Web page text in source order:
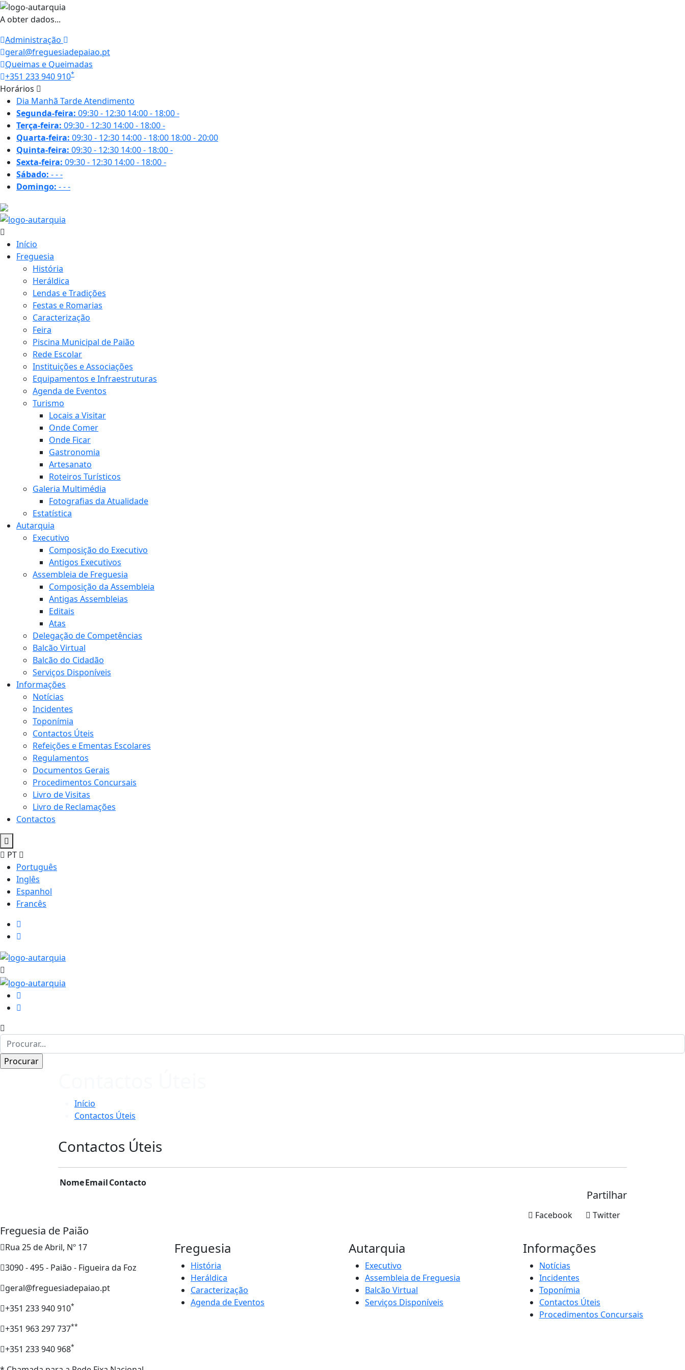
A obter dados...
Administração
geral@freguesiadepaiao.pt
Queimas e Queimadas
+351 233 940 910*
Horários
Dia Manhã TardeAtendimento
Segunda-feira: 09:30 - 12:30 14:00 - 18:00-
Terça-feira: 09:30 - 12:30 14:00 - 18:00-
Quarta-feira: 09:30 - 12:30 14:00 - 18:00 18:00 - 20:00
Quinta-feira: 09:30 - 12:30 14:00 - 18:00-
Sexta-feira: 09:30 - 12:30 14:00 - 18:00-
Sábado: ---
Domingo: ---
Início
Freguesia
História
Heráldica
Lendas e Tradições
Festas e Romarias
Caracterização
Feira
Piscina Municipal de Paião
Rede Escolar
Instituições e Associações
Equipamentos e Infraestruturas
Agenda de Eventos
Turismo
Locais a Visitar
Onde Comer
Onde Ficar
Gastronomia
Artesanato
Roteiros Turísticos
Galeria Multimédia
Fotografias da Atualidade
Estatística
Autarquia
Executivo
Composição do Executivo
Antigos Executivos
Assembleia de Freguesia
Composição da Assembleia
Antigas Assembleias
Editais
Atas
Delegação de Competências
Balcão Virtual
Balcão do Cidadão
Serviços Disponíveis
Informações
Notícias
Incidentes
Toponímia
Contactos Úteis
Refeições e Ementas Escolares
Regulamentos
Documentos Gerais
Procedimentos Concursais
Livro de Visitas
Livro de Reclamações
Contactos
PT
Português
Inglês
Espanhol
Francês
Início
Contactos Úteis
Contactos Úteis
NomeEmailContacto
Partilhar
Twitter
Facebook
Freguesia de Paião
Rua 25 de Abril, Nº 17
3090 - 495 - Paião - Figueira da Foz
geral@freguesiadepaiao.pt
+351 233 940 910*
+351 963 297 737**
+351 233 940 968*
Freguesia
História
Heráldica
Caracterização
Agenda de Eventos
Autarquia
Executivo
Assembleia de Freguesia
Balcão Virtual
Serviços Disponíveis
Informações
Notícias
Incidentes
Toponímia
Contactos Úteis
Procedimentos Concursais